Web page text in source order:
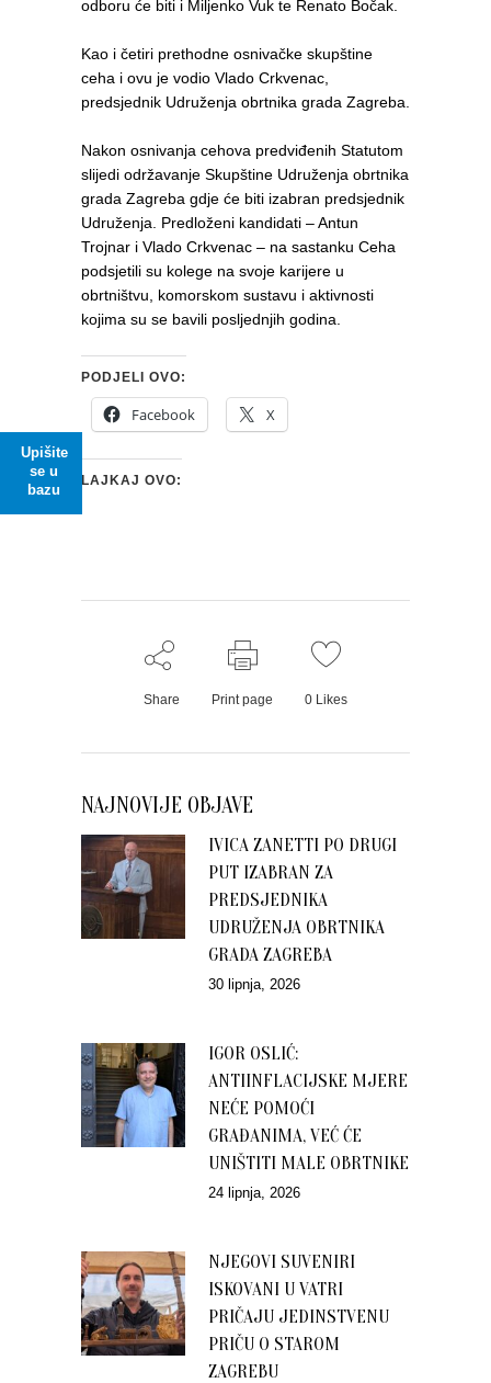
Upišite
se u
bazu
odboru će biti i Miljenko Vuk te Renato Bočak.
Kao i četiri prethodne osnivačke skupštine
ceha i ovu je vodio Vlado Crkvenac,
predsjednik Udruženja obrtnika grada Zagreba.
Nakon osnivanja cehova predviđenih Statutom
slijedi održavanje Skupštine Udruženja obrtnika
grada Zagreba gdje će biti izabran predsjednik
Udruženja. Predloženi kandidati – Antun
Trojnar i Vlado Crkvenac – na sastanku Ceha
podsjetili su kolege na svoje karijere u
obrtništvu, komorskom sustavu i aktivnosti
kojima su se bavili posljednjih godina.
PODJELI OVO:
Facebook X
LAJKAJ OVO:
Share Print page 0 Likes
NAJNOVIJE OBJAVE
IVICA ZANETTI PO DRUGI
PUT IZABRAN ZA
PREDSJEDNIKA
UDRUŽENJA OBRTNIKA
GRADA ZAGREBA
30 lipnja, 2026
IGOR OSLIĆ:
ANTIINFLACIJSKE MJERE
NEĆE POMOĆI
GRAĐANIMA, VEĆ ĆE
UNIŠTITI MALE OBRTNIKE
24 lipnja, 2026
NJEGOVI SUVENIRI
ISKOVANI U VATRI
PRIČAJU JEDINSTVENU
PRIČU O STAROM
ZAGREBU